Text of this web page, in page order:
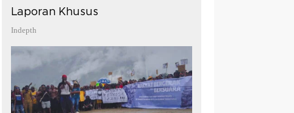
Laporan Khusus
Indepth